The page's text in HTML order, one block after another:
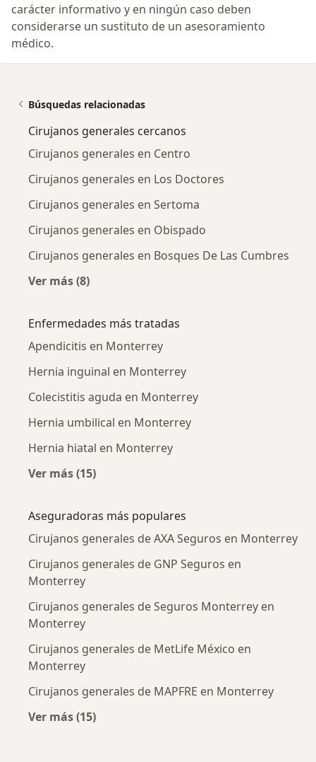
carácter informativo y en ningún caso deben
considerarse un sustituto de un asesoramiento
médico.
Búsquedas relacionadas
Cirujanos generales cercanos
Cirujanos generales en Centro
Cirujanos generales en Los Doctores
Cirujanos generales en Sertoma
Cirujanos generales en Obispado
Cirujanos generales en Bosques De Las Cumbres
Ver más (8)
Enfermedades más tratadas
Apendicitis en Monterrey
Hernia inguinal en Monterrey
Colecistitis aguda en Monterrey
Hernia umbilical en Monterrey
Hernia hiatal en Monterrey
Ver más (15)
Aseguradoras más populares
Cirujanos generales de AXA Seguros en Monterrey
Cirujanos generales de GNP Seguros en
Monterrey
Cirujanos generales de Seguros Monterrey en
Monterrey
Cirujanos generales de MetLife México en
Monterrey
Cirujanos generales de MAPFRE en Monterrey
Ver más (15)